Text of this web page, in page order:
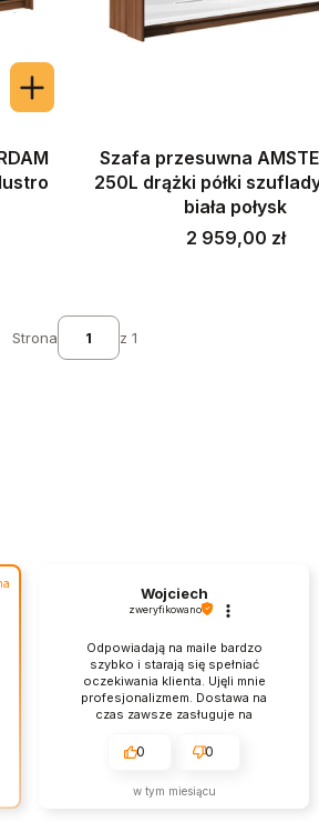
Szafa przesuwna
250L drążki półki
biała połysk
Cena
2 959,00 zł
Strona z 1
Wojciech
zweryfikowano
Odpowiadają na maile bardzo
szybko i starają się spełniać
oczekiwania klienta. Ujęli mnie
profesjonalizmem. Dostawa na
czas zawsze zasługuje na
dokładnie zabezpieczone. Produkty
zgodne z opisem, a na dodatek w
0 0
w tym miesiącu